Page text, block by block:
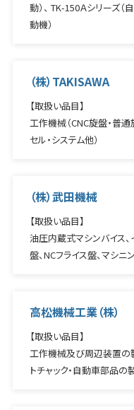
動）、 TK-150Ａシリーズ（
動機）
（株）TAKISAWA
【取扱い品目】
工作機械（CNC旋盤・普通
セル・システム他）
（株）武田機械
【取扱い品目】
油圧内蔵式マシンバイス、
盤、NCフライス盤、マシニ
高松機械工業（株）
【取扱い品目】
工作機械及び周辺装置の
トチャック・自動車部品の